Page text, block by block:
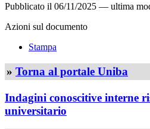
Pubblicato il 06/11/2025 — ultima
Azioni sul documento
Stampa
» Torna al portale Uniba
Indagini conoscitive interne
universitario